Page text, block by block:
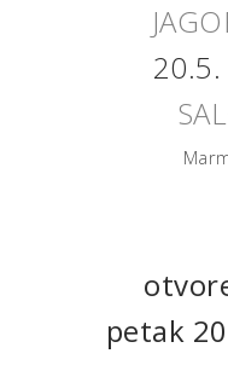
petak